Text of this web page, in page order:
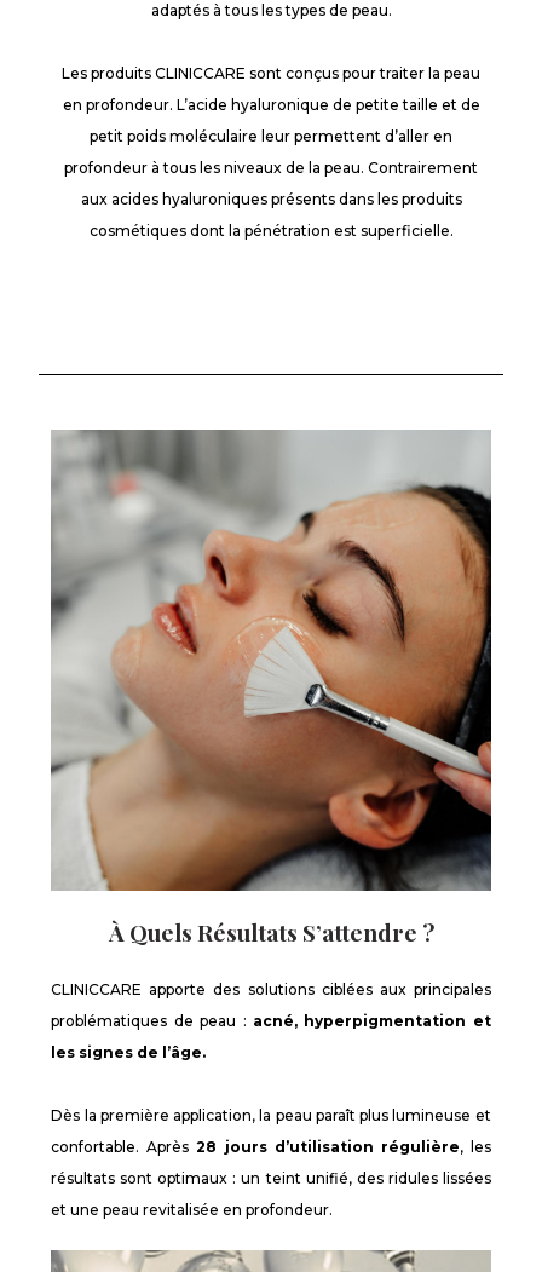
adaptés à tous les types de peau.
Les produits CLINICCARE sont conçus pour traiter la peau
en profondeur. L’acide hyaluronique de petite taille et de
petit poids moléculaire leur permettent d’aller en
profondeur à tous les niveaux de la peau. Contrairement
aux acides hyaluroniques présents dans les produits
cosmétiques dont la pénétration est superficielle.
À Quels Résultats S’attendre ?
CLINICCARE apporte des solutions ciblées aux principales
problématiques de peau : acné, hyperpigmentation et
les signes de l’âge.
Dès la première application, la peau paraît plus lumineuse et
confortable. Après28 jours d’utilisation régulière, les
résultats sont optimaux : un teint unifié, des ridules lissées
et une peau revitalisée en profondeur.